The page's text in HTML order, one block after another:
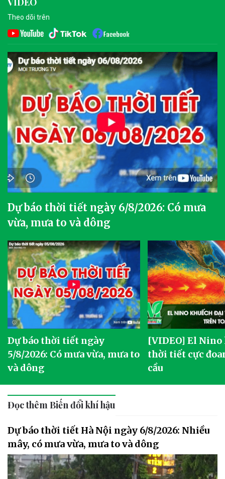
Theo dõi trên
Dự báo thời tiết ngày 6/8/2026: Có mưa
vừa, mưa to và dông
Dự báo thời tiết ngày
5/8/2026: Có mưa vừa, mưa to
và dông
[VIDEO] El
thời tiết cực
cầu
Đọc thêm Biến đổi khí hậu
Dự báo thời tiết Hà Nội ngày 6/8/2026: Nhiều
mây, có mưa vừa, mưa to và dông